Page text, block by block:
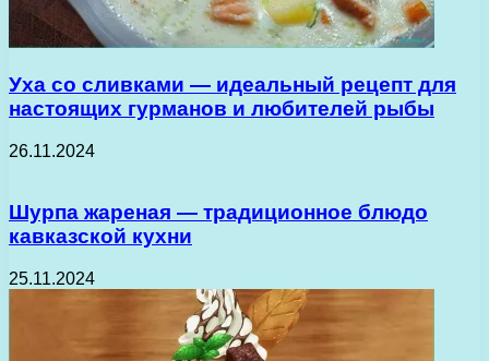
Уха со сливками — идеальный рецепт для
настоящих гурманов и любителей рыбы
26.11.2024
Шурпа жареная — традиционное блюдо
кавказской кухни
25.11.2024